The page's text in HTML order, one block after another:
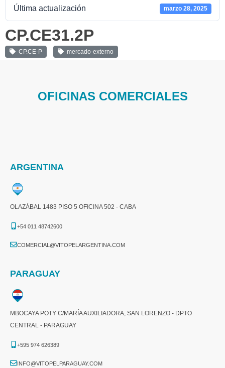
Última actualización marzo 28, 2025
CP.CE31.2P
CP.CE-P mercado-externo
OFICINAS COMERCIALES
ARGENTINA
OLAZÁBAL 1483 PISO 5 OFICINA 502 - CABA
+54 011 48742600​
COMERCIAL@VITOPELARGENTINA.COM​
PARAGUAY
MBOCAYA POTY C/MARÍA AUXILIADORA, SAN LORENZO - DPTO
CENTRAL - PARAGUAY
+595 974 626389
INFO@VITOPELPARAGUAY.COM